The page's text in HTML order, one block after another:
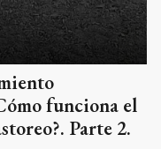
funciona el
Parte 2.